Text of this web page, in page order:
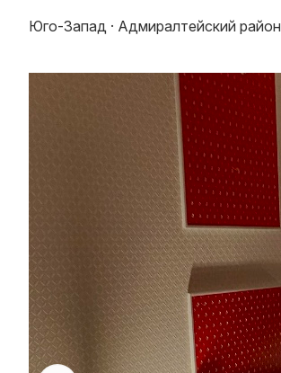
Юго-Запад · Адмиралтейский район